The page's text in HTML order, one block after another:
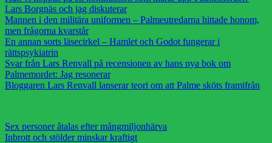
Lars Borgnäs och jag diskuterar
Mannen i den militära uniformen – Palmeutredarna hittade honom,
men frågorna kvarstår
En annan sorts läsecirkel – Hamlet och Godot fungerar i
rättspsykiatrin
Svar från Lars Renvall på recensionen av hans nya bok om
Palmemordet: Jag resonerar
Bloggaren Lars Renvall lanserar teori om att Palme sköts framifrån
Sex personer åtalas efter mångmiljonhärva
Inbrott och stölder minskar kraftigt